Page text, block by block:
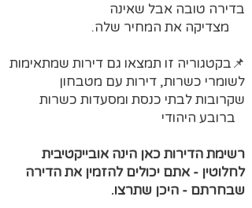
בדירה טובה אבל שאינה
מצדיקה את המחיר שלה.
📌בקטגוריה זו תמצאו גם דירות שמתאימות
לשומרי כשרות, דירות עם מטבחון
שקרובות לבתי כנסת ומסעדות כשרות
ברובע היהודי
רשימת הדירות כאן הינה אובייקטיבית
לחלוטין - אתם יכולים להזמין את הדירה
שבחרתם - היכן שתרצו.​